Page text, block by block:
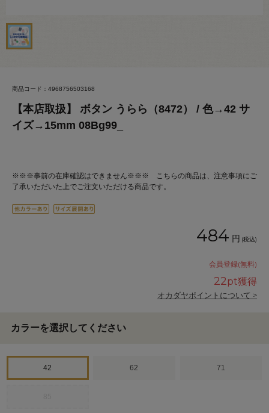
商品コード：4968756503168
【本店取扱】 ボタン うらら（8472） / 色→42 サ
イズ→15mm 08Bg99_
※※※事前の在庫確認はできません※※※ こちらの商品は、注意事項にご
了承いただいた上でご注文いただける商品です。
484 円 (税込)
会員登録(無料)
22pt獲得
オカダヤポイントについて >
カラーを選択してください
42 62 71